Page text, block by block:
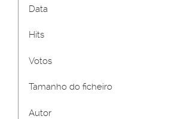
Data
Hits
Votos
Tamanho do ficheiro
Autor